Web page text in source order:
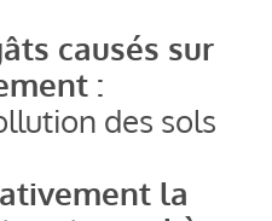
causés sur
:
des sols
la